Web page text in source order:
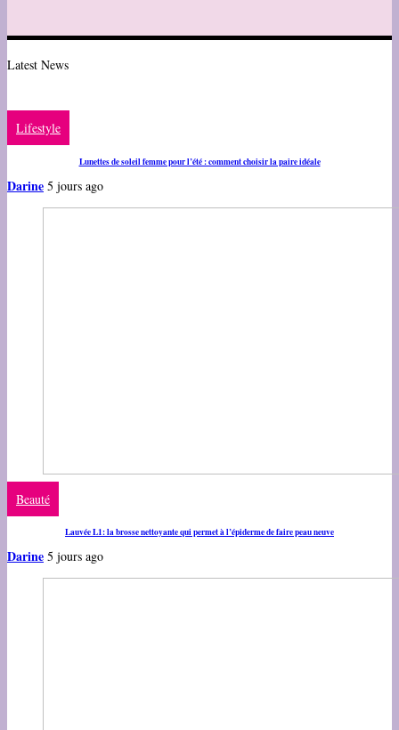
Latest News
Lifestyle
Lunettes de soleil femme pour l’été : comment choisir la paire idéale
Darine 5 jours ago
Beauté
Lauvée L1: la brosse nettoyante qui permet à l’épiderme de faire peau neuve
Darine 5 jours ago